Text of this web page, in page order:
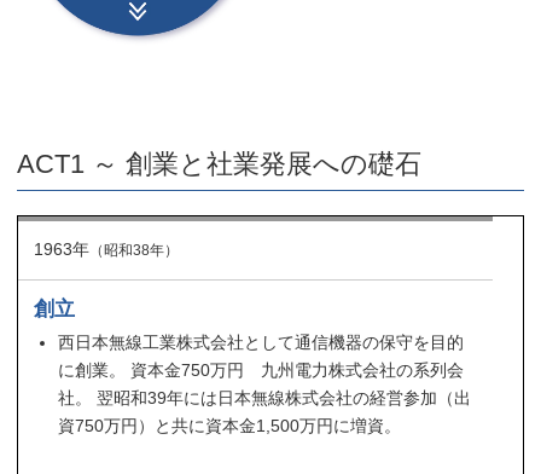
ACT1 ～ 創業と社業発展への礎石
1963年（昭和38年）
創立
西日本無線工業株式会社として通信機器の保守を目的
に創業。 資本金750万円 九州電力株式会社の系列会
社。 翌昭和39年には日本無線株式会社の経営参加（出
資750万円）と共に資本金1,500万円に増資。